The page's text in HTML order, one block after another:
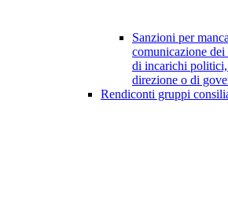
Sanzioni per
comunicazione
di incarichi
direzione o di
Rendiconti gruppi